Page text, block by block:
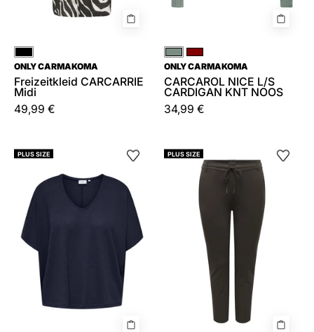
Schwarz
ONLY CARMAKOMA
Freizeitkleid CARCARRIE
Midi
49,99 €
GrünRot
ONLY CARMAKOMA
CARCAROL NICE L/S
CARDIGAN KNT NOOS
34,99 €
Shirt
CARTAMMI
Viskosemix
PLUS SIZE
Joggpant
GOLDTRASH
PLUS SIZE